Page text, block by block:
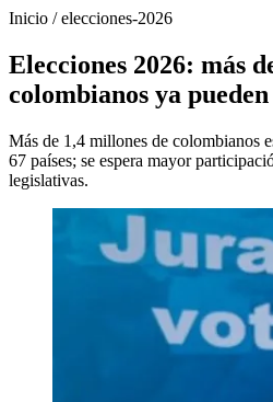
Inicio /elecciones-2026
Elecciones 2026: más
colombianos ya
Más de 1,4 millones de colombianos
67 países; se espera mayor
legislativas.